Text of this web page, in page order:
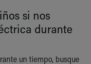
si nos
durante
un tiempo, busque